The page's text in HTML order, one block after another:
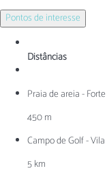
Pontos de interesse
Distâncias
Praia de areia -
450 m
Campo de Golf - Vila
5 km